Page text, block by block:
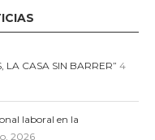
LA CASA SIN BARRER” 4
laboral en la
2026